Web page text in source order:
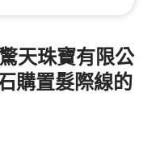
天珠寶有限公
購置髮際線的